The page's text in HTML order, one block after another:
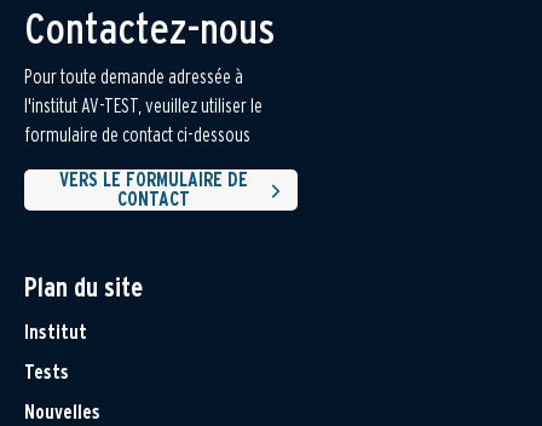
Contactez-nous
Pour toute demande adressée à
l'institut AV-TEST, veuillez utiliser le
formulaire de contact ci-dessous
VERS LE FORMULAIRE DE
CONTACT
Plan du site
Institut
Tests
Nouvelles